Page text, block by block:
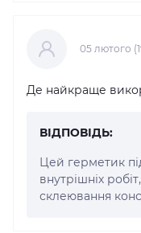
05 лютого
Де найкраще
ВІДПОВІДЬ:
Цей герметик
внутрішніх
склеювання